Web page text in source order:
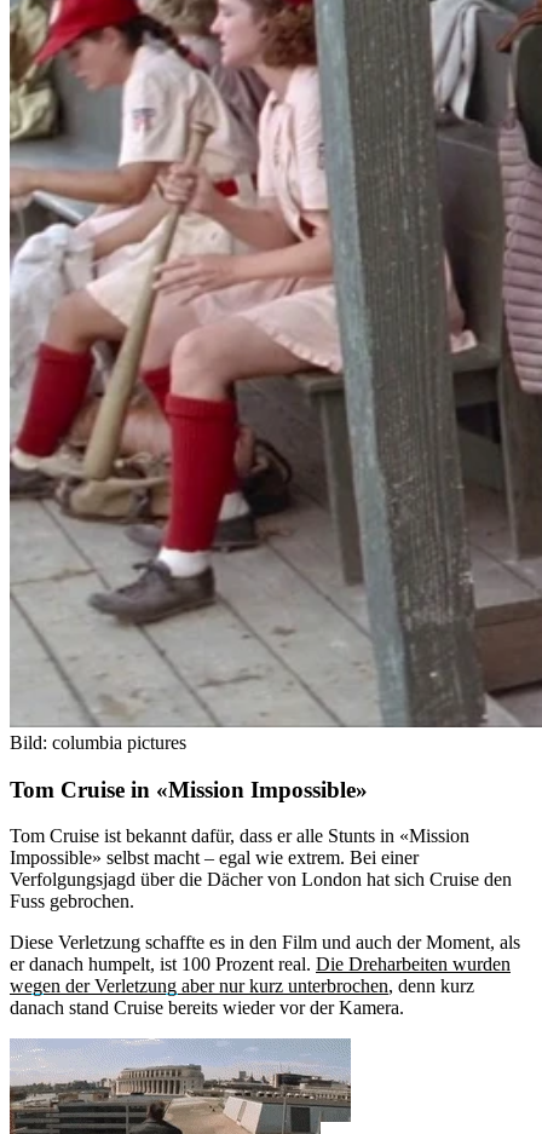
Bild: columbia pictures
Tom Cruise in «Mission Impossible»
Tom Cruise ist bekannt dafür, dass er alle Stunts in «Mission
Impossible» selbst macht – egal wie extrem. Bei einer
Verfolgungsjagd über die Dächer von London hat sich Cruise den
Fuss gebrochen.
Diese Verletzung schaffte es in den Film und auch der Moment, als
er danach humpelt, ist 100 Prozent real. Die Dreharbeiten wurden
wegen der Verletzung aber nur kurz unterbrochen, denn kurz
danach stand Cruise bereits wieder vor der Kamera.